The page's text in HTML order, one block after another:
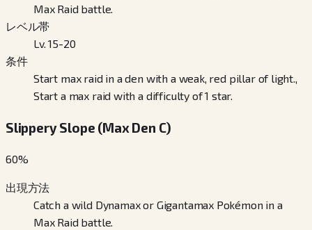
Max Raid battle.
レベル帯
Lv. 15-20
条件
Start max raid in a den with a weak, red pillar of light.,
Start a max raid with a difficulty of 1 star.
Slippery Slope (Max Den C)
60%
出現方法
Catch a wild Dynamax or Gigantamax Pokémon in a
Max Raid battle.